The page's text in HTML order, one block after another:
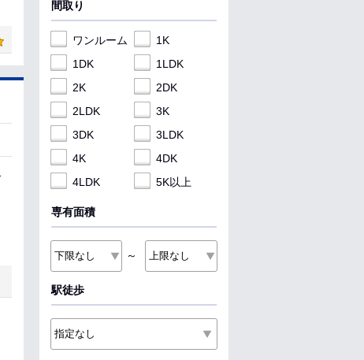
間取り
ワンルーム
1K
1DK
1LDK
2K
2DK
2LDK
3K
3DK
3LDK
4K
4DK
4LDK
5K以上
専有面積
～
駅徒歩